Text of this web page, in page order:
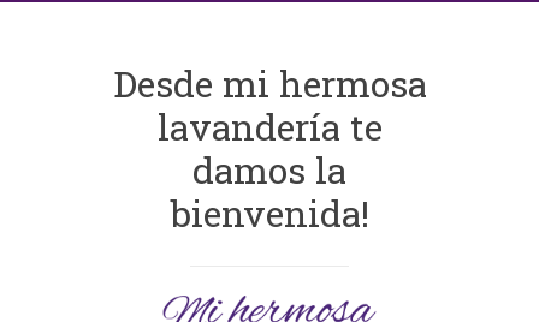
Desde mi hermosa
lavandería te
damos la
bienvenida!